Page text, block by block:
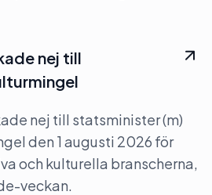
nej till
nej till statsminister (m)
den 1 augusti 2026 för
och kulturella branscherna,
veckan.